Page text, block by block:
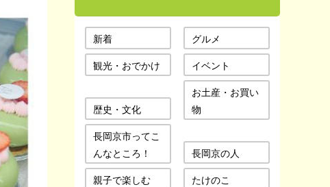
新着
グルメ
観光・おでかけ
イベント
歴史・文化
お土産・お買い
物
長岡京市ってこ
んなところ！
長岡京の人
親子で楽しむ
たけのこ